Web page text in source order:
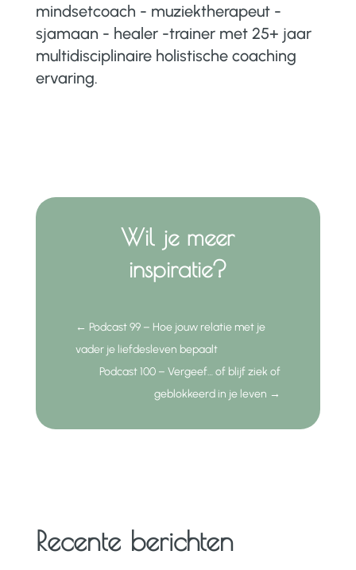
mindsetcoach - muziektherapeut -
sjamaan - healer -trainer met 25+ jaar
multidisciplinaire holistische coaching
ervaring.
Wil je meer
inspiratie?
← Podcast 99 – Hoe jouw relatie met je
vader je liefdesleven bepaalt
Podcast 100 – Vergeef… of blijf ziek of
geblokkeerd in je leven →
Recente berichten